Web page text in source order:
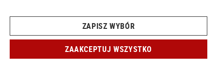
ZAPISZ WYBÓR
ZAAKCEPTUJ WSZYSTKO